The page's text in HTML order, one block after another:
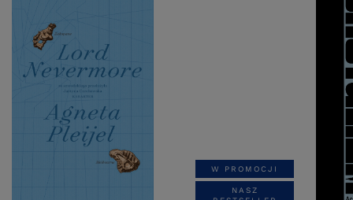
W PROMOCJI
NASZ